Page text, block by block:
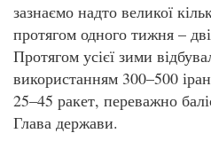
зазнаємо надто великої
протягом одного тижня –
Протягом усієї зими
використанням 300–500
25–45 ракет, переважно
Глава держави.